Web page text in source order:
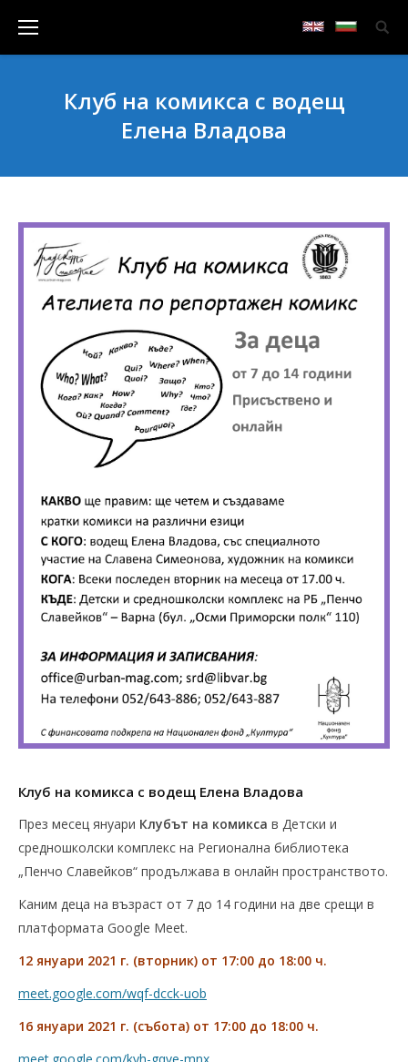
Клуб на комикса с водещ
Елена Владова
Клуб на комикса с водещ Елена Владова
През месец януари Клубът на комикса в Детски и
средношколски комплекс на Регионална библиотека
„Пенчо Славейков“ продължава в онлайн пространството.
Каним деца на възраст от 7 до 14 години на две срещи в
платформата Google Meet.
12 януари 2021 г. (вторник) от 17:00 до 18:00 ч.
meet.google.com/wqf-dcck-uob
16 януари 2021 г. (събота) от 17:00 до 18:00 ч.
meet.google.com/kyh-gqve-mnx